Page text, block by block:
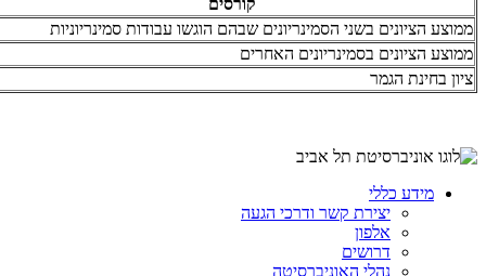
ממוצע הציונים בשני הסמינריונים שבהם הוגשו עבודות סמינריוניות
ממוצע הציונים בסמינריונים האחרים
ציון בחינת הגמר
מידע כללי
יצירת קשר ודרכי הגעה
אלפון
דרושים
נהלי האוניברסיטה